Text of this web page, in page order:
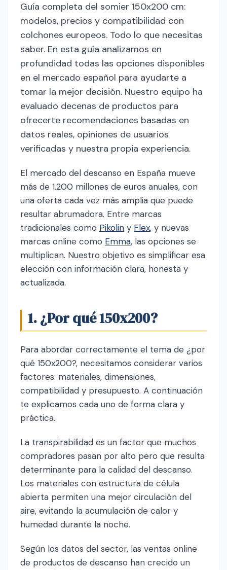
Guía completa del somier 150x200 cm:
modelos, precios y compatibilidad con
colchones europeos. Todo lo que necesitas
saber. En esta guía analizamos en
profundidad todas las opciones disponibles
en el mercado español para ayudarte a
tomar la mejor decisión. Nuestro equipo ha
evaluado decenas de productos para
ofrecerte recomendaciones basadas en
datos reales, opiniones de usuarios
verificadas y nuestra propia experiencia.
El mercado del descanso en España mueve
más de 1.200 millones de euros anuales, con
una oferta cada vez más amplia que puede
resultar abrumadora. Entre marcas
tradicionales como Pikolin y Flex, y nuevas
marcas online como Emma, las opciones se
multiplican. Nuestro objetivo es simplificar esa
elección con información clara, honesta y
actualizada.
1. ¿Por qué 150x200?
Para abordar correctamente el tema de ¿por
qué 150x200?, necesitamos considerar varios
factores: materiales, dimensiones,
compatibilidad y presupuesto. A continuación
te explicamos cada uno de forma clara y
práctica.
La transpirabilidad es un factor que muchos
compradores pasan por alto pero que resulta
determinante para la calidad del descanso.
Los materiales con estructura de célula
abierta permiten una mejor circulación del
aire, evitando la acumulación de calor y
humedad durante la noche.
Según los datos del sector, las ventas online
de productos de descanso han crecido un